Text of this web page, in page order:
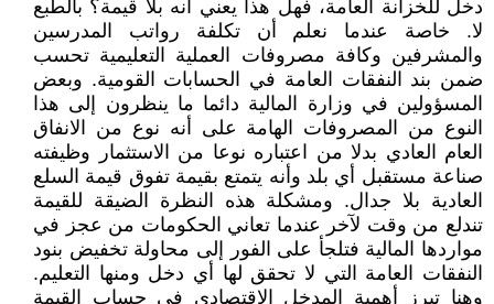
دخل للخزانة العامة، فهل هذا يعني أنه بلا قيمة؟ ‏بالطبع
لا. خاصة عندما نعلم أن تكلفة رواتب المدرسين
والمشرفين وكافة مصروفات العملية التعليمية تحسب
ضمن بند النفقات العامة في الحسابات القومية. وبعض
المسؤولين في وزارة المالية دائما ما ينظرون إلى هذا
النوع من المصروفات الهامة على أنه نوع من الانفاق
العام العادي بدلا من اعتباره نوعا من الاستثمار وظيفته
صناعة مستقبل أي بلد وأنه يتمتع بقيمة تفوق قيمة السلع
العادية بلا جدال. ومشكلة هذه النظرة الضيقة للقيمة
تندلع من وقت لآخر عندما تعاني الحكومات من عجز في
مواردها المالية فتلجأ على الفور إلى محاولة تخفيض بنود
النفقات العامة التي لا تحقق لها أي دخل ومنها التعليم.
وهنا تبرز أهمية المدخل الاقتصادي في حساب القيمة